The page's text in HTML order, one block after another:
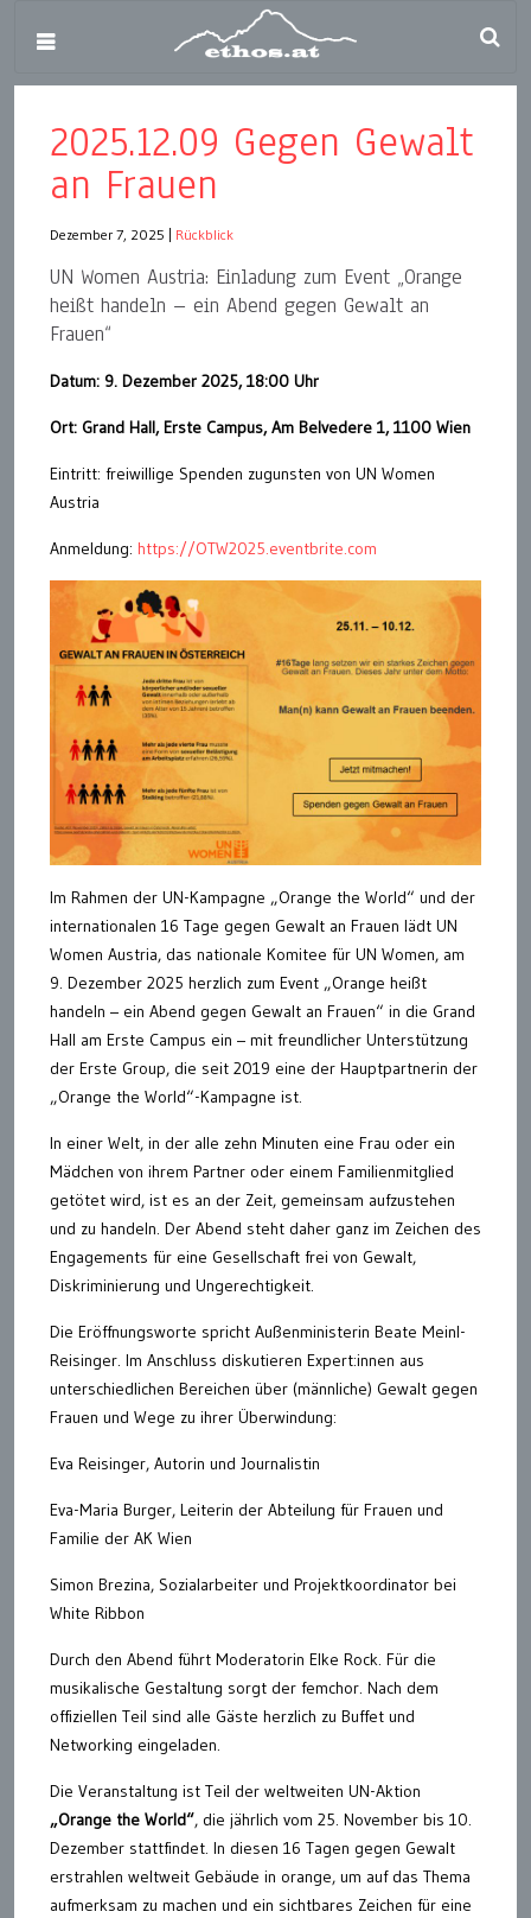
2025.12.09 Gegen Gewalt
an Frauen
Dezember 7, 2025 Rückblick
UN Women Austria: Einladung zum Event „Orange
heißt handeln – ein Abend gegen Gewalt an
Frauen“
Datum: 9. Dezember 2025, 18:00 Uhr
Ort: Grand Hall, Erste Campus, Am Belvedere 1, 1100 Wien
Eintritt: freiwillige Spenden zugunsten von UN Women
Austria
Anmeldung: https://OTW2025.eventbrite.com
Im Rahmen der UN-Kampagne „Orange the World“ und der
internationalen 16 Tage gegen Gewalt an Frauen lädt UN
Women Austria, das nationale Komitee für UN Women, am
9. Dezember 2025 herzlich zum Event „Orange heißt
handeln – ein Abend gegen Gewalt an Frauen“ in die Grand
Hall am Erste Campus ein – mit freundlicher Unterstützung
der Erste Group, die seit 2019 eine der Hauptpartnerin der
„Orange the World“-Kampagne ist.
In einer Welt, in der alle zehn Minuten eine Frau oder ein
Mädchen von ihrem Partner oder einem Familienmitglied
getötet wird, ist es an der Zeit, gemeinsam aufzustehen
und zu handeln. Der Abend steht daher ganz im Zeichen des
Engagements für eine Gesellschaft frei von Gewalt,
Diskriminierung und Ungerechtigkeit.
Die Eröffnungsworte spricht Außenministerin Beate Meinl-
Reisinger. Im Anschluss diskutieren Expert:innen aus
unterschiedlichen Bereichen über (männliche) Gewalt gegen
Frauen und Wege zu ihrer Überwindung:
Eva Reisinger, Autorin und Journalistin
Eva-Maria Burger, Leiterin der Abteilung für Frauen und
Familie der AK Wien
Simon Brezina, Sozialarbeiter und Projektkoordinator bei
White Ribbon
Durch den Abend führt Moderatorin Elke Rock. Für die
musikalische Gestaltung sorgt der femchor. Nach dem
offiziellen Teil sind alle Gäste herzlich zu Buffet und
Networking eingeladen.
Die Veranstaltung ist Teil der weltweiten UN-Aktion
„Orange the World“, die jährlich vom 25. November bis 10.
Dezember stattfindet. In diesen 16 Tagen gegen Gewalt
erstrahlen weltweit Gebäude in orange, um auf das Thema
aufmerksam zu machen und ein sichtbares Zeichen für eine